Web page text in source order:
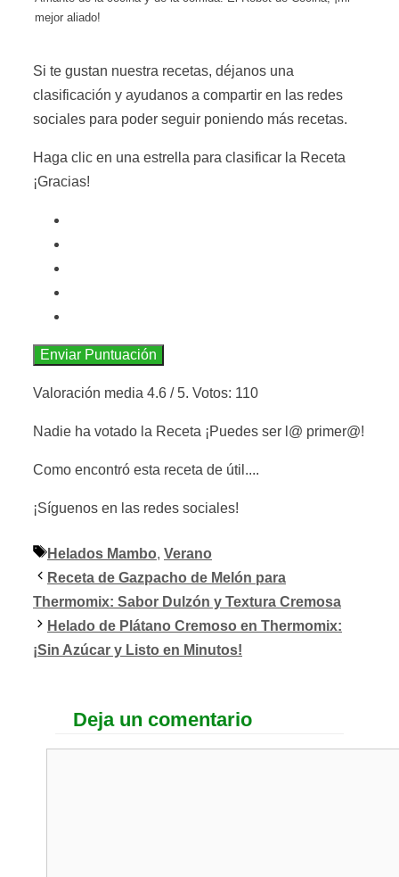
mejor aliado!
Si te gustan nuestra recetas, déjanos una
clasificación y ayudanos a compartir en las redes
sociales para poder seguir poniendo más recetas.
Haga clic en una estrella para clasificar la Receta
¡Gracias!
Enviar Puntuación
Valoración media 4.6 / 5. Votos: 110
Nadie ha votado la Receta ¡Puedes ser l@ primer@!
Como encontró esta receta de útil....
¡Síguenos en las redes sociales!
Etiquetas
Helados Mambo, Verano
Receta de Gazpacho de Melón para
Thermomix: Sabor Dulzón y Textura Cremosa
Helado de Plátano Cremoso en Thermomix:
¡Sin Azúcar y Listo en Minutos!
Deja un comentario